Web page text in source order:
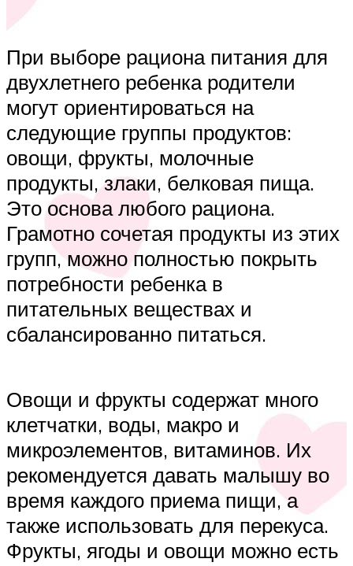
При выборе рациона питания для
двухлетнего ребенка родители
могут ориентироваться на
следующие группы продуктов:
овощи, фрукты, молочные
продукты, злаки, белковая пища.
Это основа любого рациона.
Грамотно сочетая продукты из этих
групп, можно полностью покрыть
потребности ребенка в
питательных веществах и
сбалансированно питаться.
Овощи и фрукты содержат много
клетчатки, воды, макро и
микроэлементов, витаминов. Их
рекомендуется давать малышу во
время каждого приема пищи, а
также использовать для перекуса.
Фрукты, ягоды и овощи можно есть